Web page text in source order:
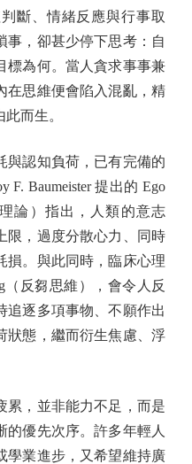
斷、情緒反應與行事取
事，卻甚少停下思考：自
標為何。當人貪求事事兼
在思維便會陷入混亂，精
而生。
認知負荷，已有完備的
Baumeister 提出的 Ego
論）指出，人類的意志
限，過度分散心力、同時
損。與此同時，臨床心理
（反芻思維），會令人反
追逐多項事物、不願作出
狀態，繼而衍生焦慮、浮
，並非能力不足，而是
的優先次序。許多年輕人
學業進步，又希望維持廣